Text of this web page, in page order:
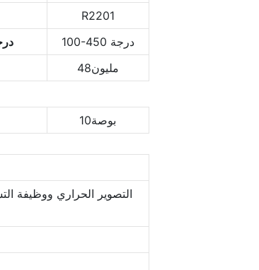
R2201
100-450 درجة
مليون48
بوصة10
التصوير الحراري ووظيفة